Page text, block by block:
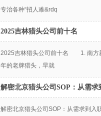
专治各种“招人难&rdq
2025吉林猎头公司前十名
2025吉林猎头公司前十名 1. 南方
年的老牌猎头，早就
解密北京猎头公司SOP：从需
解密北京猎头公司SOP：从需求到